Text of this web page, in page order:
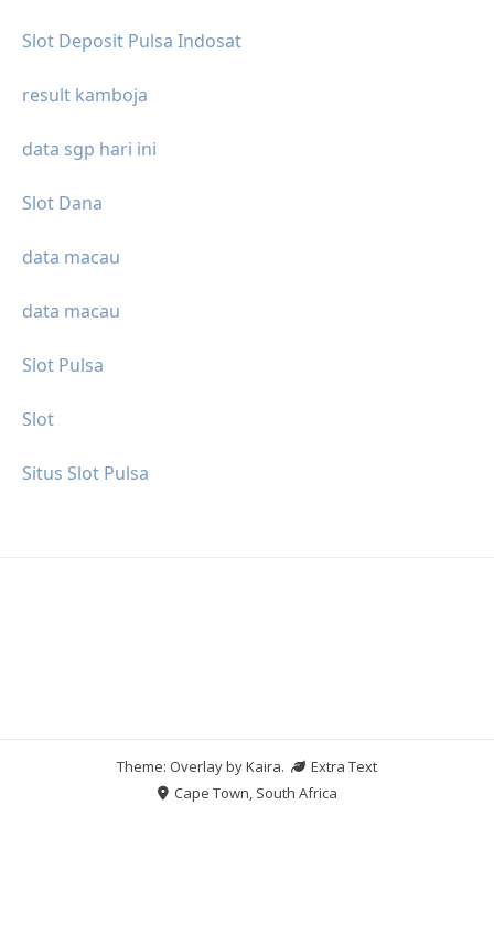
Slot Deposit Pulsa Indosat
result kamboja
data sgp hari ini
Slot Dana
data macau
data macau
Slot Pulsa
Slot
Situs Slot Pulsa
Theme: Overlay byKaira.
Extra Text
Cape Town, South Africa